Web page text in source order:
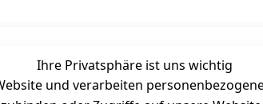
Ihre Privatsphäre ist uns wichtig
und verarbeiten
Unternehmen